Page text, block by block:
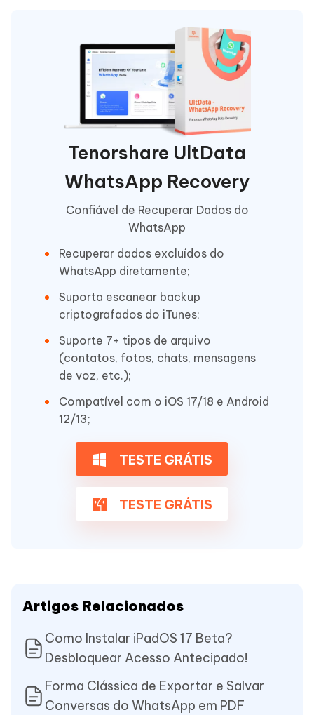
Tenorshare UltData
WhatsApp Recovery
Confiável de Recuperar Dados do
WhatsApp
Recuperar dados excluídos do
WhatsApp diretamente;
Suporta escanear backup
criptografados do iTunes;
Suporte 7+ tipos de arquivo
(contatos, fotos, chats, mensagens
de voz, etc.);
Compatível com o iOS 17/18 e Android
12/13;
TESTE GRÁTIS
TESTE GRÁTIS
Artigos Relacionados
Como Instalar iPadOS 17 Beta?
Desbloquear Acesso Antecipado!
Forma Clássica de Exportar e Salvar
Conversas do WhatsApp em PDF